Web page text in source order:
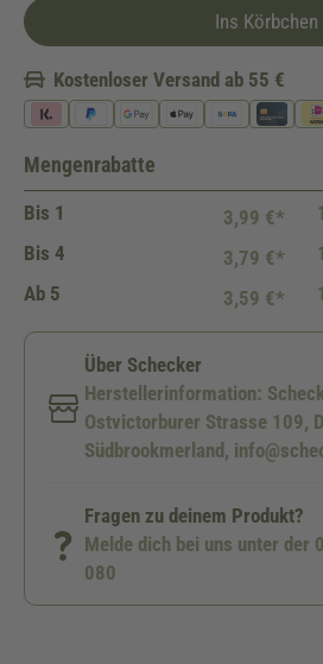
Ins Körbchen
Kostenloser Versand ab 55 €
Mengenrabatte
Bis 1 3,99 €*
Bis 4 3,79 €*
Ab 5 3,59 €*
Über Schecker
Herstellerinformation:
Ostvictorburer Strasse 109,
Südbrookmerland,
Fragen zu deinem Produkt?
Melde dich bei uns unter der
080